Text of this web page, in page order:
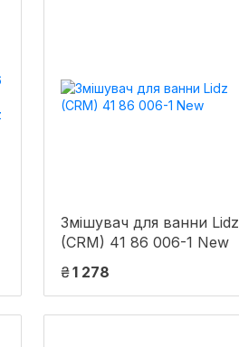
Змішувач для ванни Lidz
(CRM) 41 86 006-1 New
₴1 278